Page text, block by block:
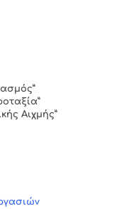
Αιχμής”